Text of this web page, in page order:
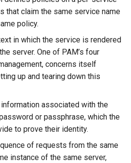
that claim the same service name
policy.
in which the service is rendered
server. One of PAM’s four
concerns itself
up and tearing down this
associated with the
or passphrase, which the
to prove their identity.
of requests from the same
instance of the same server,